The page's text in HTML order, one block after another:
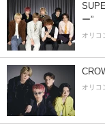
ー”
オリコ
オリコ